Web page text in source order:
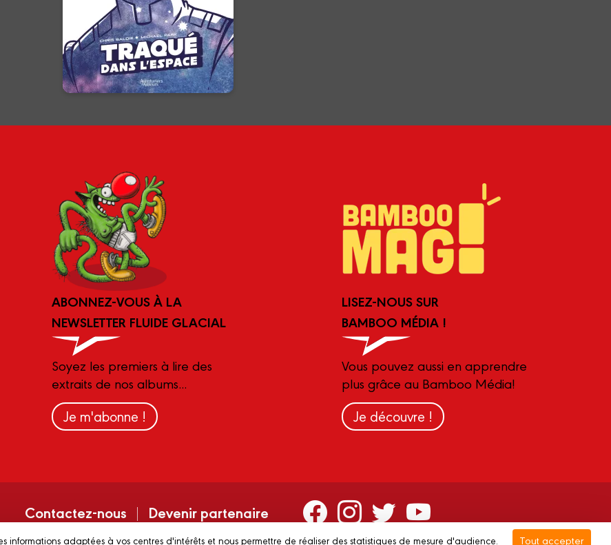
En voir +
ABONNEZ-VOUS À LA
NEWSLETTER FLUIDE GLACIAL
Soyez les premiers à lire des
extraits de nos albums...
Je m'abonne !
LISEZ-NOUS SUR
BAMBOO MÉDIA !
Vous pouvez aussi en apprendre
plus grâce au Bamboo Média!
Je découvre !
Contactez-nous Devenir partenaire
informations adaptées à vos centres d'intérêts et nous permettre de réaliser des statistiques de mesure d'audience. Tout accepter